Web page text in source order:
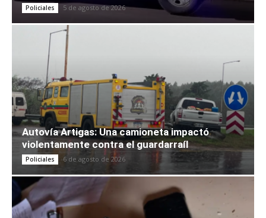
Policiales 5 de agosto de 2026
Autovía Artigas: Una camioneta impactó
violentamente contra el guardarraíl
Policiales 6 de agosto de 2026